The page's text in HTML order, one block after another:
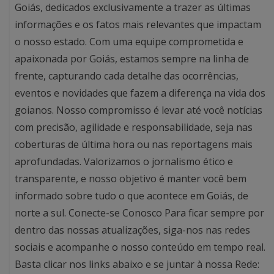
Goiás, dedicados exclusivamente a trazer as últimas
informações e os fatos mais relevantes que impactam
o nosso estado. Com uma equipe comprometida e
apaixonada por Goiás, estamos sempre na linha de
frente, capturando cada detalhe das ocorrências,
eventos e novidades que fazem a diferença na vida dos
goianos. Nosso compromisso é levar até você notícias
com precisão, agilidade e responsabilidade, seja nas
coberturas de última hora ou nas reportagens mais
aprofundadas. Valorizamos o jornalismo ético e
transparente, e nosso objetivo é manter você bem
informado sobre tudo o que acontece em Goiás, de
norte a sul. Conecte-se Conosco Para ficar sempre por
dentro das nossas atualizações, siga-nos nas redes
sociais e acompanhe o nosso conteúdo em tempo real.
Basta clicar nos links abaixo e se juntar à nossa Rede: